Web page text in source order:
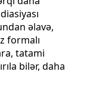
əlavə,
formalı
tatami
bilər, daha